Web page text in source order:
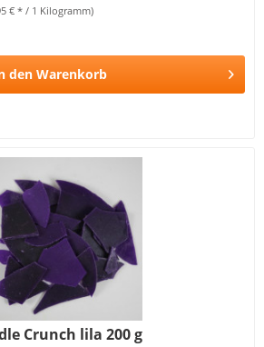
€ * / 1 Kilogramm)
den Warenkorb
Crunch lila 200 g